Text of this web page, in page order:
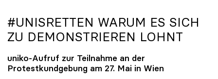
#UNISRETTEN WARUM ES SICH
ZU DEMONSTRIEREN LOHNT
uniko-Aufruf zur Teilnahme an der
Protestkundgebung am 27. Mai in Wien